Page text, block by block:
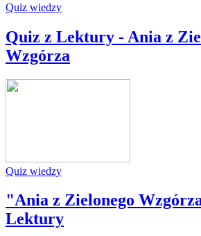
Quiz wiedzy
Quiz z Lektury - Ania z
Wzgórza
Quiz wiedzy
"Ania z Zielonego
Lektury